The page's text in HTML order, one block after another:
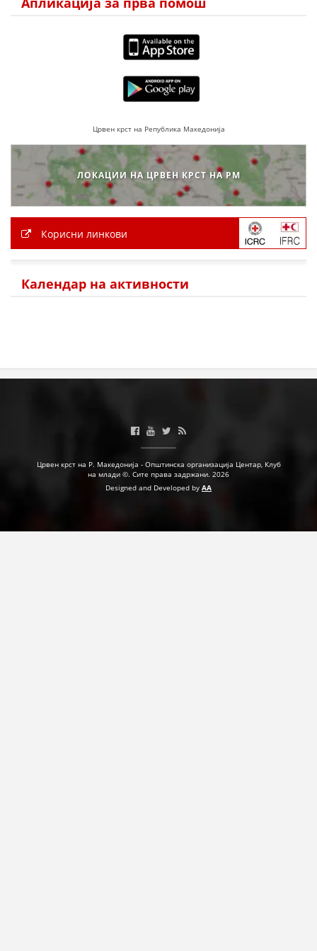
СТРАТЕГИИ
ЕДУКАТИВНО ИНФОРМАТИВНИ МАТЕРИЈАЛИ
ПОСТЕРИ
ПРЕЗЕНТАЦИИ
Црвен крст на Република Македонија
ЛОКАЦИИ НА ЦРВЕН КРСТ НА РМ
Корисни линкови
Календар на активности
Црвен крст на Р. Македонија - Општинска организација Центар, Клуб
на млади ©. Сите права задржани. 2026
Designed and Developed by AA